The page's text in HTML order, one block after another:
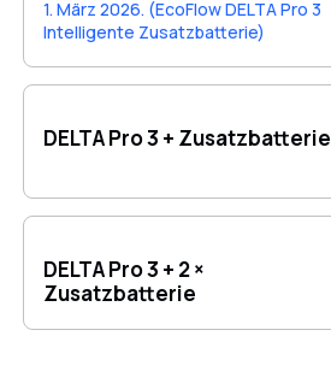
1. März 2026. (EcoFlow DELTA Pro 3
Intelligente Zusatzbatterie)
DELTA Pro 3 + Zusatzbatterie
DELTA Pro 3 + 2 ×
Zusatzbatterie